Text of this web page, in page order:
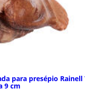
para presépio Rainell
9 cm